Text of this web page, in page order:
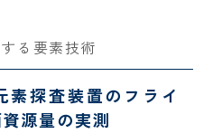
る要素技術
素探査装置のフライ
源量の実測